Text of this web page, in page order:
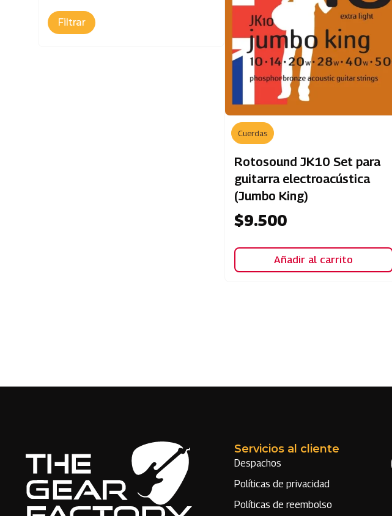
Cuerdas
Rotosound JK10 Set para
guitarra electroacústica
(Jumbo King)
$9.500
Añadir al carrito
Servicios al cliente
Despachos
Políticas de privacidad
Políticas de reembolso